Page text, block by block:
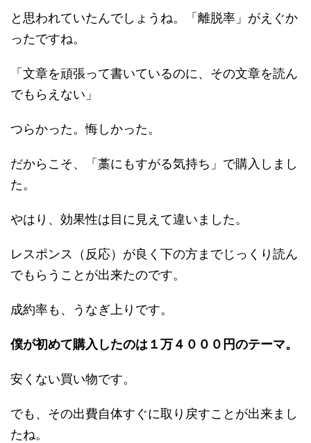
と思われていたんでしょうね。「離脱率」がえぐか
ったですね。
「文章を頑張って書いているのに、その文章を読ん
でもらえない」
つらかった。悔しかった。
だからこそ、「藁にもすがる気持ち」で購入しまし
た。
やはり、効果性は目に見えて違いました。
レスポンス（反応）が良く下の方までじっくり読ん
でもらうことが出来たのです。
成約率も、うなぎ上りです。
僕が初めて購入したのは１万４０００円のテーマ。
安くない買い物です。
でも、その出費自体すぐに取り戻すことが出来まし
たね。